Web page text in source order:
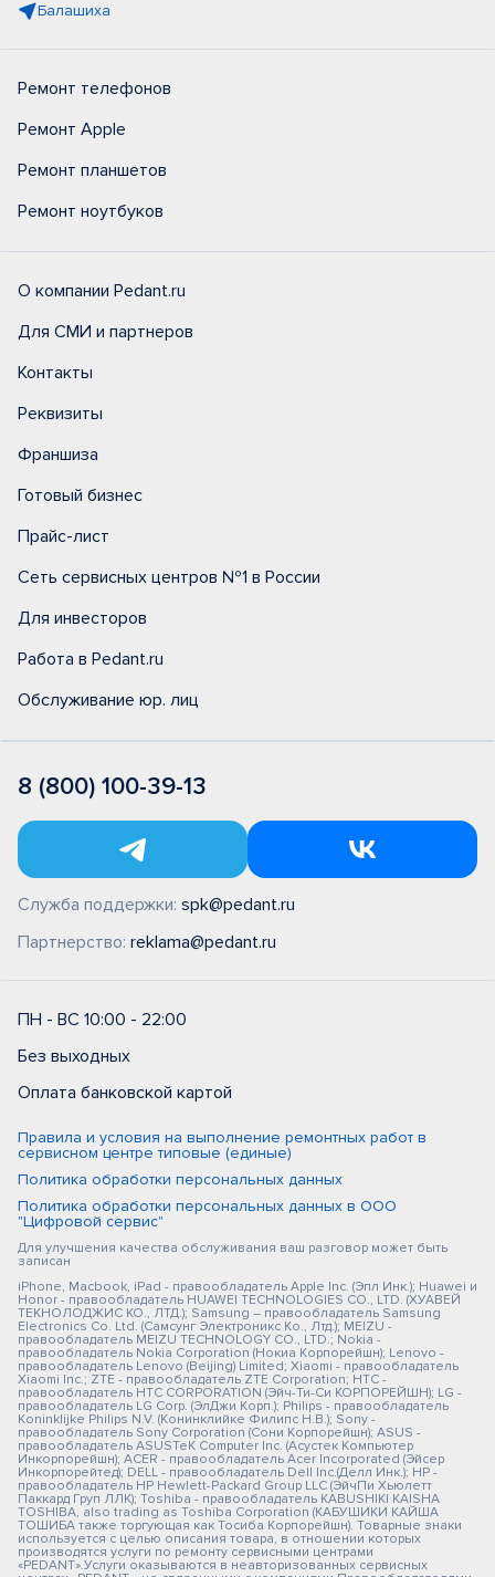
Балашиха
Ремонт телефонов
Ремонт Apple
Ремонт планшетов
Ремонт ноутбуков
О компании Pedant.ru
Для СМИ и партнеров
Контакты
Реквизиты
Франшиза
Готовый бизнес
Прайс-лист
Сеть сервисных центров №1 в России
Для инвесторов
Работа в Pedant.ru
Обслуживание юр. лиц
8 (800) 100-39-13
Служба поддержки: spk@pedant.ru
Партнерство: reklama@pedant.ru
ПН - ВС 10:00 - 22:00
Без выходных
Оплата банковской картой
Правила и условия на выполнение ремонтных работ в
сервисном центре типовые (единые)
Политика обработки персональных данных
Политика обработки персональных данных в ООО
"Цифровой сервис"
Для улучшения качества обслуживания ваш разговор может быть
записан
iPhone, Macbook, iPad - правообладатель Apple Inc. (Эпл Инк.); Huawei и
Honor - правообладатель HUAWEI TECHNOLOGIES CO., LTD. (ХУАВЕЙ
ТЕКНОЛОДЖИС КО., ЛТД.); Samsung – правообладатель Samsung
Electronics Co. Ltd. (Самсунг Электроникс Ко., Лтд.); MEIZU -
правообладатель MEIZU TECHNOLOGY CO., LTD.; Nokia -
правообладатель Nokia Corporation (Нокиа Корпорейшн); Lenovo -
правообладатель Lenovo (Beijing) Limited; Xiaomi - правообладатель
Xiaomi Inc.; ZTE - правообладатель ZTE Corporation; HTC -
правообладатель HTC CORPORATION (Эйч-Ти-Си КОРПОРЕЙШН); LG -
правообладатель LG Corp. (ЭлДжи Корп.); Philips - правообладатель
Koninklijke Philips N.V. (Конинклийке Филипс Н.В.); Sony -
правообладатель Sony Corporation (Сони Корпорейшн); ASUS -
правообладатель ASUSTeK Computer Inc. (Асустек Компьютер
Инкорпорейшн); ACER - правообладатель Acer Incorporated (Эйсер
Инкорпорейтед); DELL - правообладатель Dell Inc.(Делл Инк.); HP -
правообладатель HP Hewlett-Packard Group LLC (ЭйчПи Хьюлетт
Паккард Груп ЛЛК); Toshiba - правообладатель KABUSHIKI KAISHA
TOSHIBA, also trading as Toshiba Corporation (КАБУШИКИ КАЙША
ТОШИБА также торгующая как Тосиба Корпорейшн). Товарные знаки
используется с целью описания товара, в отношении которых
производятся услуги по ремонту сервисными центрами
«PEDANT».Услуги оказываются в неавторизованных сервисных